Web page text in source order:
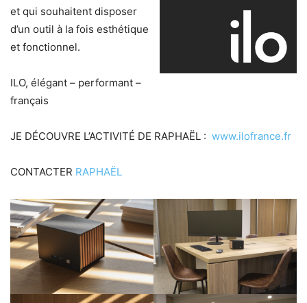
et qui souhaitent disposer
d’un outil à la fois esthétique
et fonctionnel.
ILO, élégant – performant –
français
JE DÉCOUVRE L’ACTIVITÉ DE RAPHAËL : www.ilofrance.fr
CONTACTER RAPHAËL